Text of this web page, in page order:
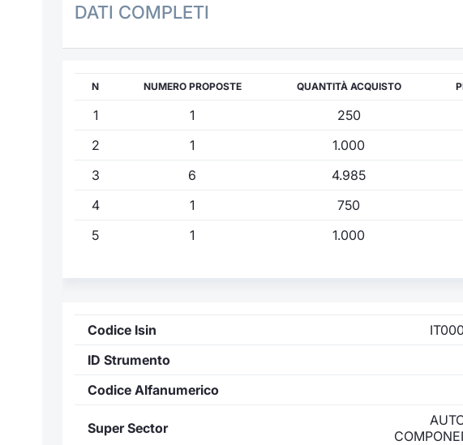
DATI COMPLETI
N NUMERO PROPOSTE QUANTITÀ ACQUISTO
1 1 250
2
1 1.000
3
6 4.985
4
1 750
5
1 1.000
Codice Isin
ID Strumento
Codice Alfanumerico
Super Sector